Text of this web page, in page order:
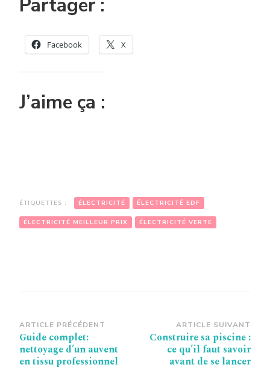
Partager :
Facebook X
J’aime ça :
ÉTIQUETTES : ÉLECTRICITÉ ÉLECTRICITÉ EDF
ÉLECTRICITÉ MEILLEUR PRIX ÉLECTRICITÉ VERTE
Navigation
d’article
ARTICLE PRÉCÉDENT
Guide complet:
nettoyage d’un auvent
en tissu professionnel
ARTICLE SUIVANT
Construire sa piscine :
ce qu’il faut savoir
avant de se lancer